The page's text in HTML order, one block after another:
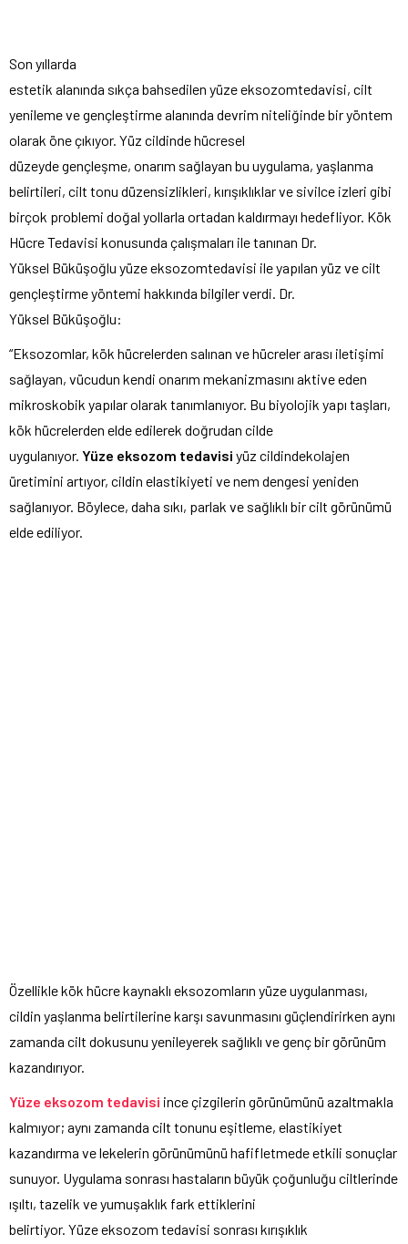
Son yıllarda
estetik alanında sıkça bahsedilen yüze eksozomtedavisi, cilt
yenileme ve gençleştirme alanında devrim niteliğinde bir yöntem
olarak öne çıkıyor. Yüz cildinde hücresel
düzeyde gençleşme, onarım sağlayan bu uygulama, yaşlanma
belirtileri, cilt tonu düzensizlikleri, kırışıklıklar ve sivilce izleri gibi
birçok problemi doğal yollarla ortadan kaldırmayı hedefliyor. Kök
Hücre Tedavisi konusunda çalışmaları ile tanınan Dr.
Yüksel Büküşoğlu yüze eksozomtedavisi ile yapılan yüz ve cilt
gençleştirme yöntemi hakkında bilgiler verdi. Dr.
Yüksel Büküşoğlu:
“Eksozomlar, kök hücrelerden salınan ve hücreler arası iletişimi
sağlayan, vücudun kendi onarım mekanizmasını aktive eden
mikroskobik yapılar olarak tanımlanıyor. Bu biyolojik yapı taşları,
kök hücrelerden elde edilerek doğrudan cilde
uygulanıyor. Yüze eksozom tedavisi yüz cildindekolajen
üretimini artıyor, cildin elastikiyeti ve nem dengesi yeniden
sağlanıyor. Böylece, daha sıkı, parlak ve sağlıklı bir cilt görünümü
elde ediliyor.
Özellikle kök hücre kaynaklı eksozomların yüze uygulanması,
cildin yaşlanma belirtilerine karşı savunmasını güçlendirirken aynı
zamanda cilt dokusunu yenileyerek sağlıklı ve genç bir görünüm
kazandırıyor.
Yüze eksozom tedavisi ince çizgilerin görünümünü azaltmakla
kalmıyor; aynı zamanda cilt tonunu eşitleme, elastikiyet
kazandırma ve lekelerin görünümünü hafifletmede etkili sonuçlar
sunuyor. Uygulama sonrası hastaların büyük çoğunluğu ciltlerinde
ışıltı, tazelik ve yumuşaklık fark ettiklerini
belirtiyor. Yüze eksozom tedavisi sonrası kırışıklık